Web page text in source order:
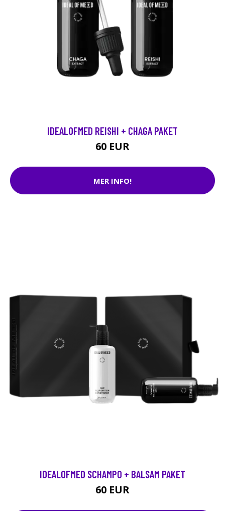
IDEALOFMED REISHI + CHAGA PAKET
60 EUR
MER INFO!
IDEALOFMED SCHAMPO + BALSAM PAKET
60 EUR